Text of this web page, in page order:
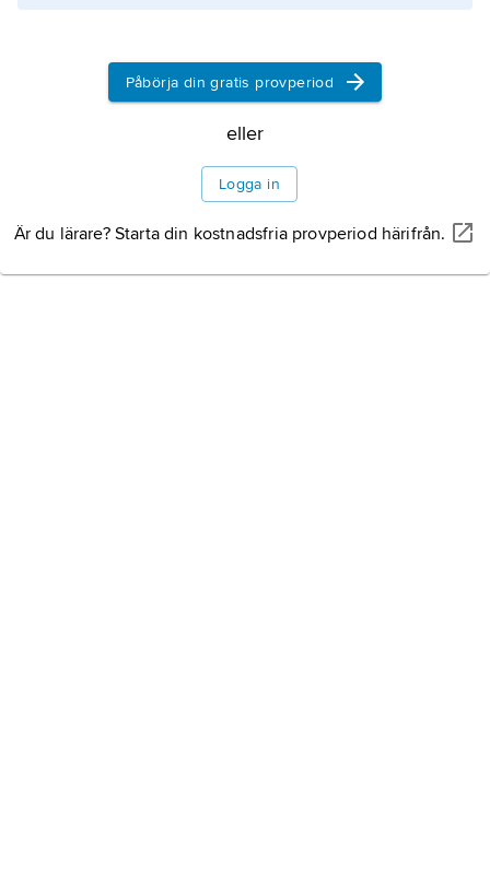
Information om artikeln
Påbörja din gratis provperiod
eller
Logga in
Är du lärare? Starta din kostnadsfria provperiod härifrån.